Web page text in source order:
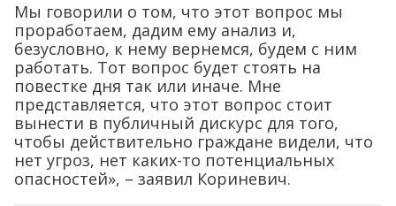
Мы говорили о том, что этот вопрос мы
проработаем, дадим ему анализ и,
безусловно, к нему вернемся, будем с ним
работать. Тот вопрос будет стоять на
повестке дня так или иначе. Мне
представляется, что этот вопрос стоит
вынести в публичный дискурс для того,
чтобы действительно граждане видели, что
нет угроз, нет каких-то потенциальных
опасностей», – заявил Кориневич.